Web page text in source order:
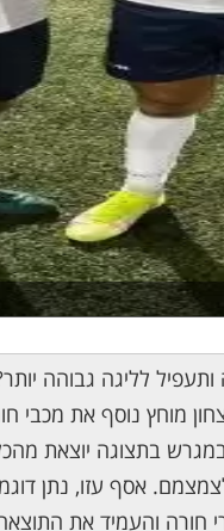
לליגה גבוהה
מוחץ נוסף את מכבי
אסף עזו, נתן